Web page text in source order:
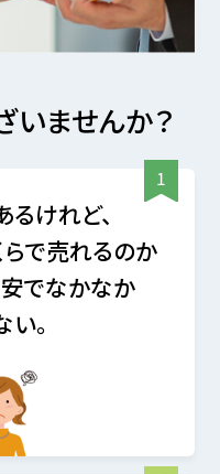
いませんか？
けれど、
で売れるのか
でなかなか
。